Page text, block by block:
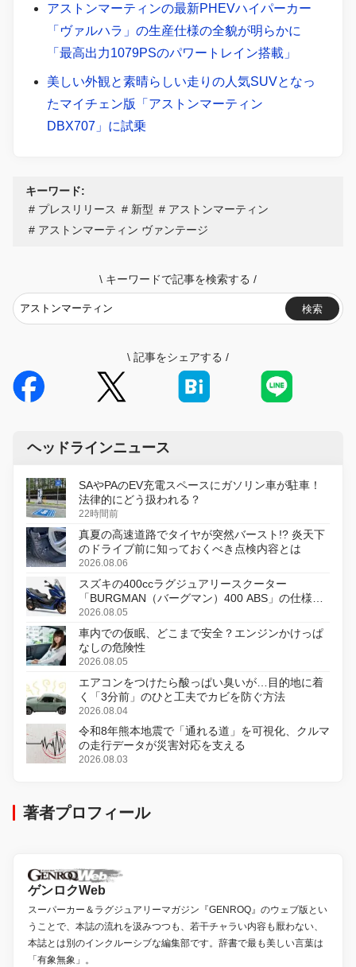
アストンマーティンの最新PHEVハイパーカー
「ヴァルハラ」の生産仕様の全貌が明らかに
「最高出力1079PSのパワートレイン搭載」
美しい外観と素晴らしい走りの人気SUVとなっ
たマイチェン版「アストンマーティン
DBX707」に試乗
キーワード:
プレスリリース
新型
アストンマーティン
アストンマーティン ヴァンテージ
\ キーワードで記事を検索する /
検索
\ 記事をシェアする /
ヘッドラインニュース
SAやPAのEV充電スペースにガソリン車が駐車！
法律的にどう扱われる？
22時間前
真夏の高速道路でタイヤが突然バースト!? 炎天下
のドライブ前に知っておくべき点検内容とは
2026.08.06
スズキの400ccラグジュアリースクーター
「BURGMAN（バーグマン）400 ABS」の仕様を
変更し、8月18日に発売
2026.08.05
車内での仮眠、どこまで安全？エンジンかけっぱ
なしの危険性
2026.08.05
エアコンをつけたら酸っぱい臭いが…目的地に着
く「3分前」のひと工夫でカビを防ぐ方法
2026.08.04
令和8年熊本地震で「通れる道」を可視化、クルマ
の走行データが災害対応を支える
2026.08.03
著者プロフィール
ゲンロクWeb
スーパーカー＆ラグジュアリーマガジン『GENROQ』のウェブ版とい
うことで、本誌の流れを汲みつつも、若干チャラい内容も厭わない、
本誌とは別のインクルーシブな編集部です。辞書で最も美しい言葉は
「有象無象」。